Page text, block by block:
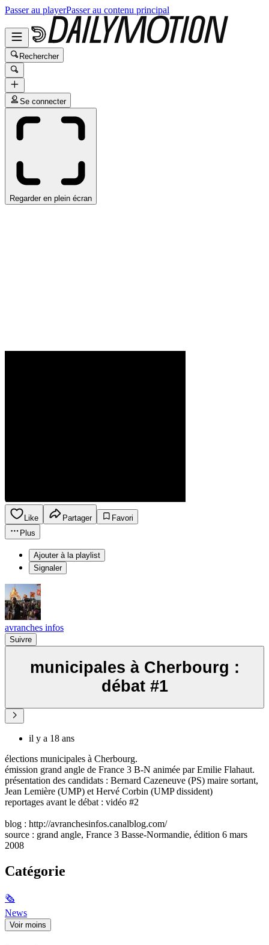
Passer au playerPasser au contenu principal
Rechercher
Se connecter
Regarder en plein écran
Like Partager
Favori
Plus
Ajouter à la playlist
Signaler
avranches infos
Suivre
municipales à Cherbourg :
débat #1
il y a 18 ans
élections municipales à Cherbourg.
émission grand angle de France 3 B-N animée par Emilie Flahaut.
présentation des candidats : Bernard Cazeneuve (PS) maire sortant,
Jean Lemière (UMP) et Hervé Corbin (UMP dissident)
reportages avant le débat : vidéo #2
blog : http://avranchesinfos.canalblog.com/
source : grand angle, France 3 Basse-Normandie, édition 6 mars
2008
Catégorie
🗞
News
Voir moins